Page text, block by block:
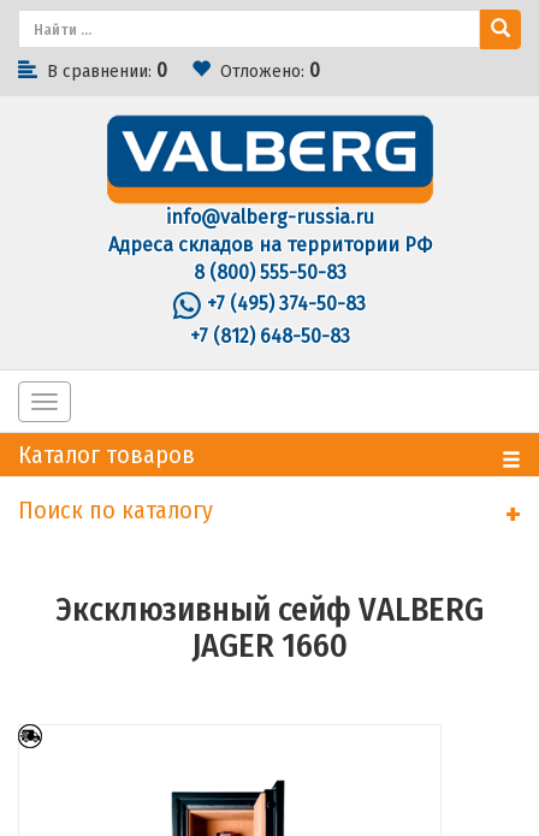
В сравнении: 0 Отложено: 0
info@valberg-russia.ru
Адреса складов на территории РФ
8 (800) 555-50-83
+7 (495) 374-50-83
+7 (812) 648-50-83
Toggle
navigation
Каталог товаров
Поиск по каталогу
+
Эксклюзивный сейф VALBERG
JAGER 1660